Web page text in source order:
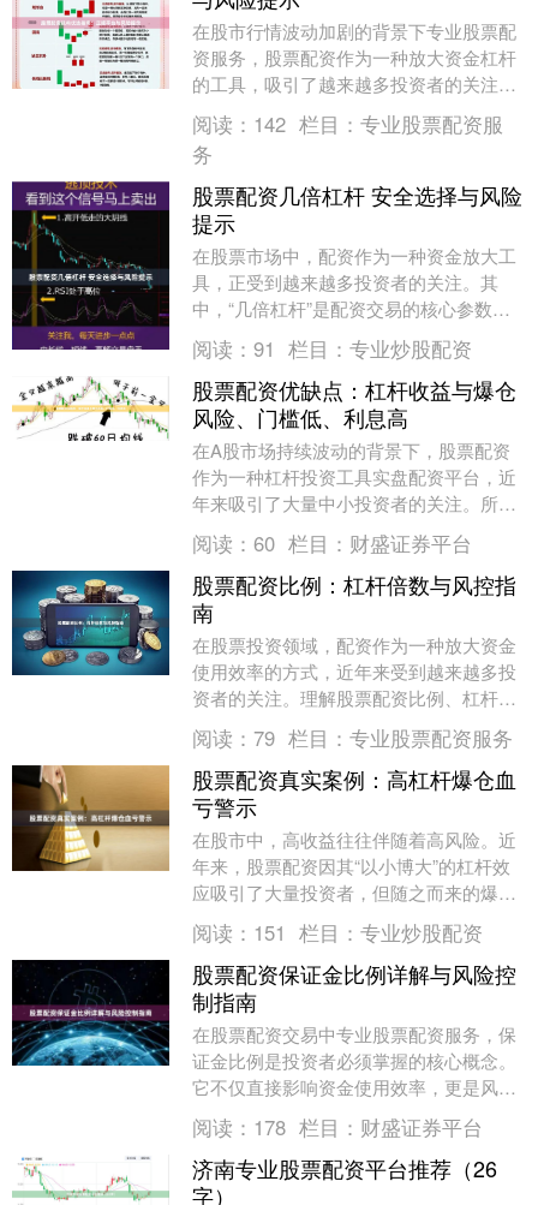
在股市行情波动加剧的背景下专业股票配
资服务，股票配资作为一种放大资金杠杆
的工具，吸引了越来越多投资者的关注。
然而，配资市场鱼龙混杂，选择正规平台
至关重要。本文将....
阅读： 142 栏目： 专业股票配资服
务
股票配资几倍杠杆 安全选择与风险
提示
在股票市场中，配资作为一种资金放大工
具，正受到越来越多投资者的关注。其
中，“几倍杠杆”是配资交易的核心参数，
直接关系到收益与风险的平衡。本文将围
绕股票配资的杠杆....
阅读： 91 栏目： 专业炒股配资
股票配资优缺点：杠杆收益与爆仓
风险、门槛低、利息高
在A股市场持续波动的背景下，股票配资
作为一种杠杆投资工具实盘配资平台，近
年来吸引了大量中小投资者的关注。所谓
股票配资，是指投资者向配资公司缴纳一
定比例的保证金，....
阅读： 60 栏目： 财盛证券平台
股票配资比例：杠杆倍数与风控指
南
在股票投资领域，配资作为一种放大资金
使用效率的方式，近年来受到越来越多投
资者的关注。理解股票配资比例、杠杆倍
数及其背后的风险控制策略，是每一位参
与配资的投资者必....
阅读： 79 栏目： 专业股票配资服务
股票配资真实案例：高杠杆爆仓血
亏警示
在股市中，高收益往往伴随着高风险。近
年来，股票配资因其“以小博大”的杠杆效
应吸引了大量投资者，但随之而来的爆仓
悲剧也层出不穷。本文通过一个真实的股
票配资案例，揭....
阅读： 151 栏目： 专业炒股配资
股票配资保证金比例详解与风险控
制指南
在股票配资交易中专业股票配资服务，保
证金比例是投资者必须掌握的核心概念。
它不仅直接影响资金使用效率，更是风险
控制的关键指标。本文将详细解析保证金
比例的计算方式、....
阅读： 178 栏目： 财盛证券平台
济南专业股票配资平台推荐（26
字）